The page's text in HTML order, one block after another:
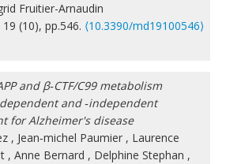
Fruitier-Arnaudin
(10), pp.546. ⟨10.3390/md19100546⟩
and β‐CTF/C99 metabolism
and ‐independent
for Alzheimer's disease
, Jean‐michel Paumier , Laurence
, Anne Bernard , Delphine Stephan ,